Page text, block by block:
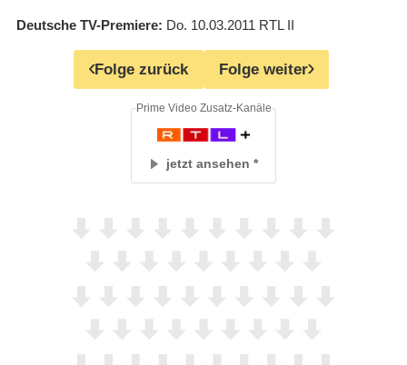
Deutsche TV-Premiere Do. 10.03.2011 RTL II
Folge zurück Folge weiter
jetzt ansehen
Prime Video Zusatz-Kanäle